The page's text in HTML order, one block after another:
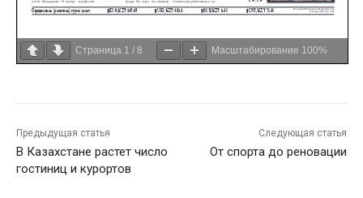
Страница 1 / 8 Масштабирование 100%
Предыдущая статья
В Казахстане растет число
гостиниц и курортов
Следующая статья
От спорта до реновации